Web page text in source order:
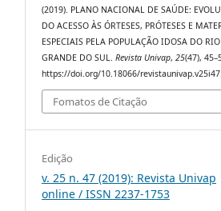
(2019). PLANO NACIONAL DE SAÚDE:
DO ACESSO ÀS ÓRTESES, PRÓTESES E
ESPECIAIS PELA POPULAÇÃO IDOSA DO RIO
GRANDE DO SUL.Revista Univap,25(47),
https://doi.org/10.18066/
Fomatos de Citação
Edição
v. 25 n. 47 (2019): Revista Univap
online / ISSN 2237-1753